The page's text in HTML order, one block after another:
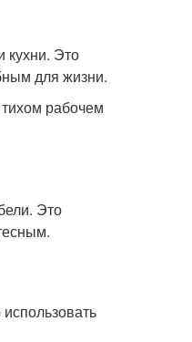
кухни. Это
для жизни.
рабочем
Это